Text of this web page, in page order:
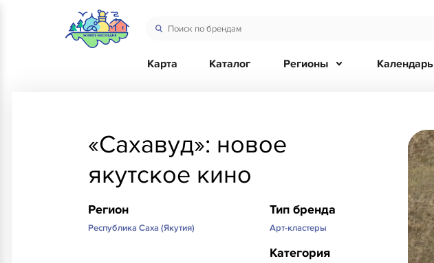
Карта Каталог Регионы Календарь
«Сахавуд»: новое
якутское кино
Регион
Республика Саха (Якутия)
Тип бренда
Арт-кластеры
Категория